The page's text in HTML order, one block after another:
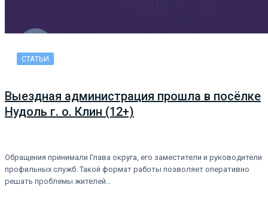
СТАТЬИ
Выездная администрация прошла в посёлке
Нудоль г. о. Клин (12+)
Обращения принимали Глава округа, его заместители и руководители
профильных служб. Такой формат работы позволяет оперативно
решать проблемы жителей…